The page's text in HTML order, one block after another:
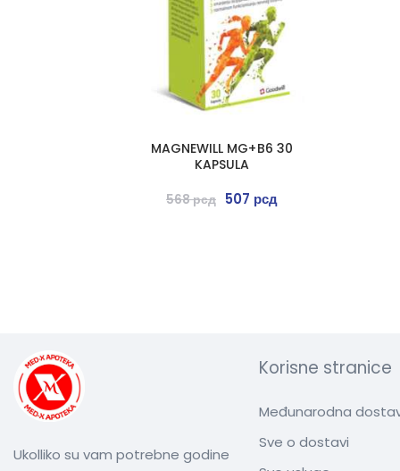
MAGNEWILL MG+B6 30
KAPSULA
568рсд 507 рсд
Ukolliko su vam potrebne godine
Korisne stranice
Međunarodna
Sve o dostavi